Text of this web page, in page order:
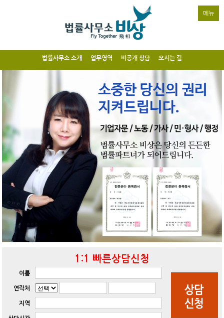
메뉴
법률사무소 소개 업무영역 비공개 상담 오시는 길
1:1 빠른상담신청
이름
연락처
지역